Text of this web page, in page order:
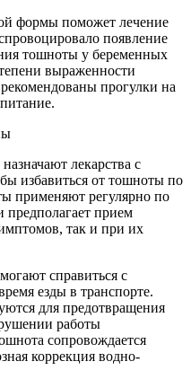
формы поможет лечение
появление
тошноты у беременных
выраженности
прогулки на
лекарства с
избавиться от тошноты по
применяют регулярно по
предполагает прием
так и при их
справиться с
езды в транспорте.
для предотвращения
работы
сопровождается
коррекция водно-